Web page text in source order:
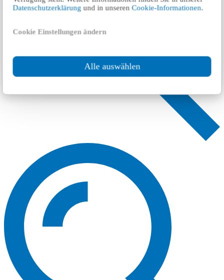
Datenschutzerklärung und in unserenCookie-Informationen.
Cookie Einstellungen ändern
Alle auswählen